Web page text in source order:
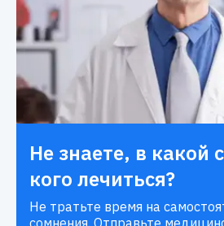
Не знаете, в какой
кого лечиться?
Не тратьте время на
сомнения. Отправьте